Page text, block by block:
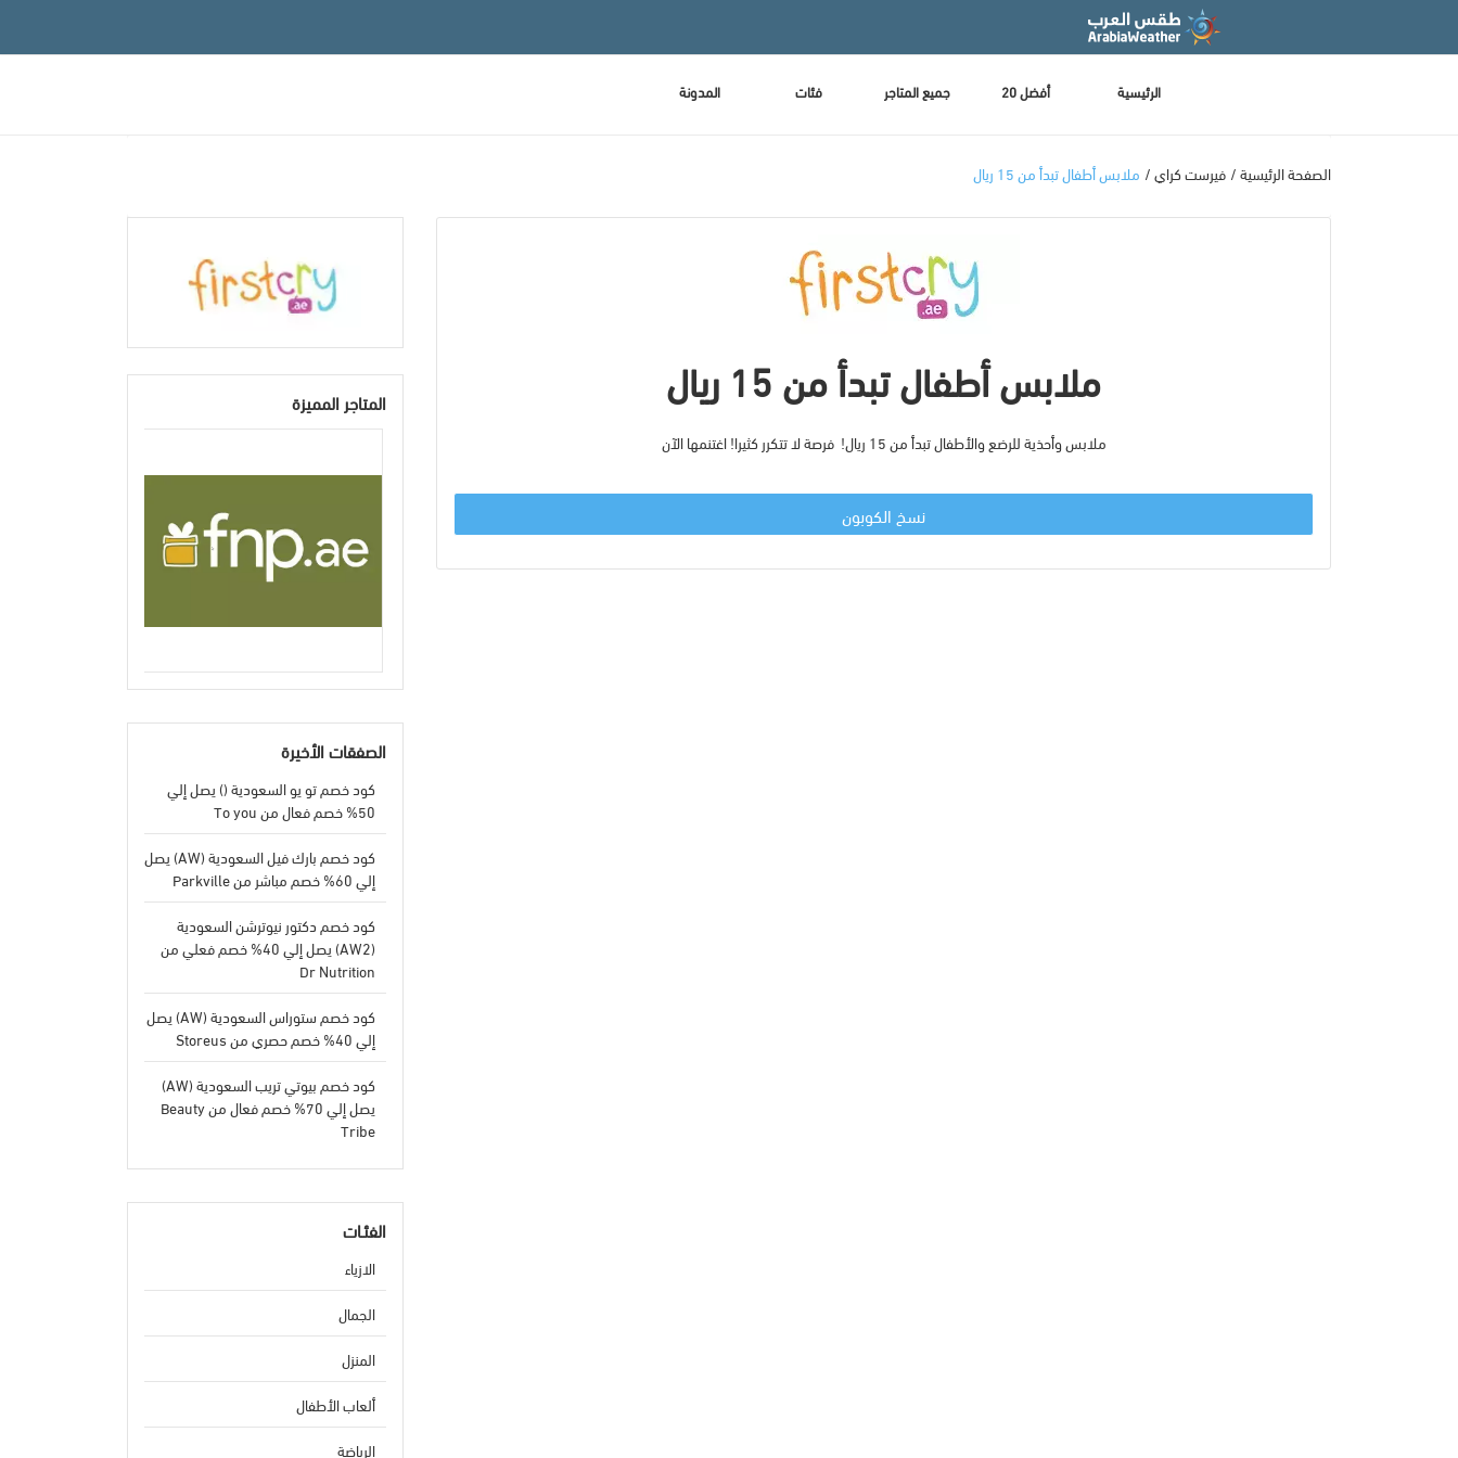
الرئيسية أفضل 20 جميع المتاجر فئات المدونة
الصفحة الرئيسية فيرست كراي ملابس أطفال تبدأ من 15 ريال
ملابس أطفال تبدأ من 15 ريال
ملابس وأحذية للرضع والأطفال تبدأ من 15 ريال! فرصة لا تتكرر كثيرا! اغتنمها الآن
نسخ الكوبون
المتاجر المميزة
الصفقات الأخيرة
كود خصم تو يو السعودية () يصل إلي
50% خصم فعال من To you
كود خصم بارك فيل السعودية (AW) يصل
إلي 60% خصم مباشر من Parkville
كود خصم دكتور نيوترشن السعودية
(AW2) يصل إلي 40% خصم فعلي من
Dr Nutrition
كود خصم ستوراس السعودية (AW) يصل
إلي 40% خصم حصري من Storeus
كود خصم بيوتي تريب السعودية (AW)
يصل إلي 70% خصم فعال من Beauty
Tribe
الفئـات
الازياء
الجمال
المنزل
ألعاب الأطفال
الرياضة